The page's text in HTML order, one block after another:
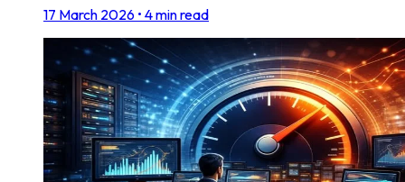
17 March 2026 • 4 min read